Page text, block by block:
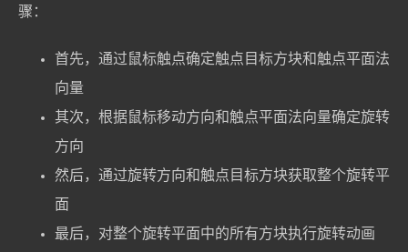
骤：
首先，通过鼠标触点确定触点目标方块和触点平面法
向量
其次，根据鼠标移动方向和触点平面法向量确定旋转
方向
然后，通过旋转方向和触点目标方块获取整个旋转平
面
最后，对整个旋转平面中的所有方块执行旋转动画